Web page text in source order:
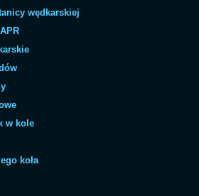
wędkarskiej
w kole
koła